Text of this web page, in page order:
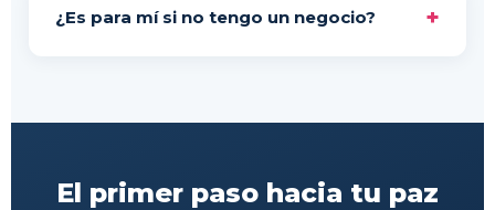
decides continuar trabajando conmigo, te cuento
¿Es para mí si no tengo un negocio? +
dinero aplica para las dos.
El primer paso hacia tu paz